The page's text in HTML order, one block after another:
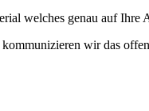
welches genau auf Ihre
wir das